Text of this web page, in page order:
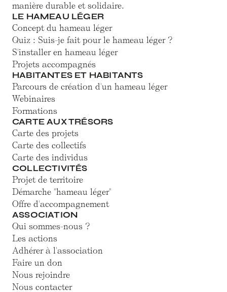
manière durable et solidaire.
LE HAMEAU LÉGER
Concept du hameau léger
Quiz : Suis-je fait pour le hameau léger ?
S'installer en hameau léger
Projets accompagnés
HABITANTES ET HABITANTS
Parcours de création d'un hameau léger
Webinaires
Formations
CARTE AUX TRÉSORS
Carte des projets
Carte des collectifs
Carte des individus
COLLECTIVITÉS
Projet de territoire
Démarche "hameau léger"
Offre d'accompagnement
ASSOCIATION
Qui sommes-nous ?
Les actions
Adhérer à l'association
Faire un don
Nous rejoindre
Nous contacter